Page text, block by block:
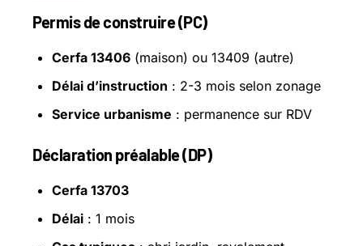
Permis de construire (PC)
Cerfa 13406 (maison) ou 13409 (autre)
Délai d’instruction : 2-3 mois selon zonage
Service urbanisme : permanence sur RDV
Déclaration préalable (DP)
Cerfa 13703
Délai : 1 mois